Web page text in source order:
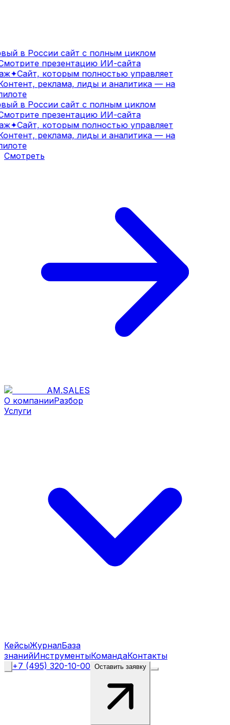
в России сайт с полным циклом
презентацию ИИ-сайта
✦Сайт, которым полностью управляет
реклама, лиды и аналитика — на
в России сайт с полным циклом
презентацию ИИ-сайта
✦Сайт, которым полностью управляет
реклама, лиды и аналитика — на
Смотреть
AM.SALES
О компанииРазбор
Услуги
КейсыЖурналБаза
знанийИнструментыКомандаКонтакты
+7 (495) 320-10-00 Оставить заявку